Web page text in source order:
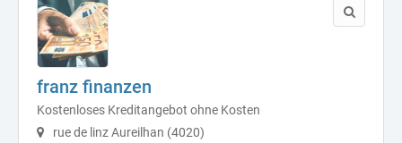
franz finanzen
Kostenloses Kreditangebot ohne Kosten
rue de linz Aureilhan (4020)